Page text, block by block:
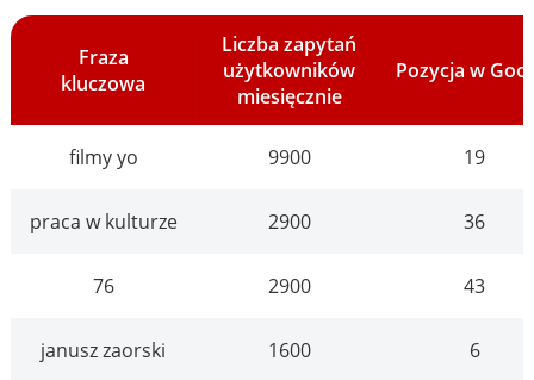
Fraza
kluczowa
Liczba zapytań
użytkowników
miesięcznie
Pozycja w
filmy yo 9900 19
praca w kulturze 2900 36
76 2900 43
janusz zaorski 1600 6